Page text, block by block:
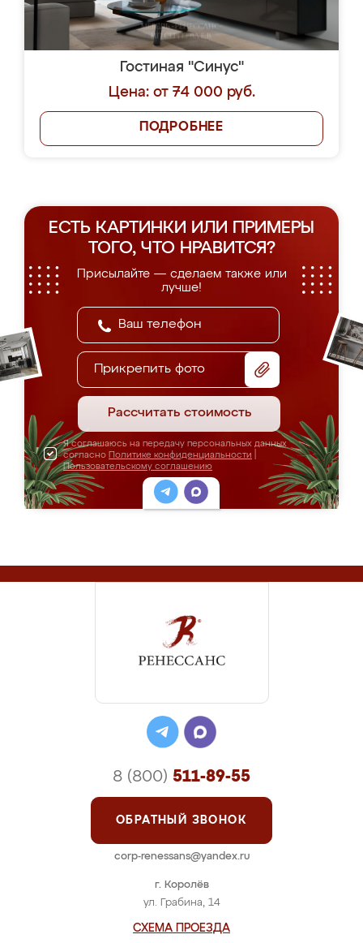
Гостиная "Синус"
Цена: от 74 000 руб.
ПОДРОБНЕЕ
ЕСТЬ КАРТИНКИ ИЛИ ПРИМЕРЫ
ТОГО, ЧТО НРАВИТСЯ?
Присылайте — сделаем также или
лучше!
Прикрепить фото
Рассчитать стоимость
Я соглашаюсь на передачу персональных данных
согласно Политике конфиденциальности
Пользовательскому соглашению
г. Королёв
ул. Грабина, 14
СХЕМА ПРОЕЗДА
8 (800) 511-89-55
ОБРАТНЫЙ ЗВОНОК
corp-renessans@yandex.ru